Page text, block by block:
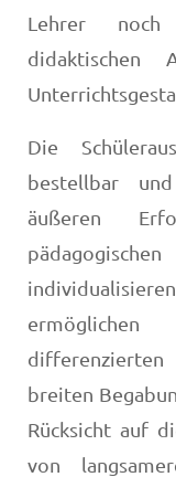
Lehrer
didaktischen
Die
bestellbar
äußeren
breiten
Rücksicht auf
von